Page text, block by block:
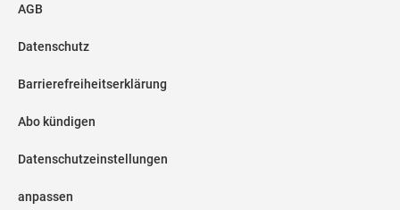
AGB
Datenschutz
Barrierefreiheitserklärung
Abo kündigen
Datenschutzeinstellungen
anpassen